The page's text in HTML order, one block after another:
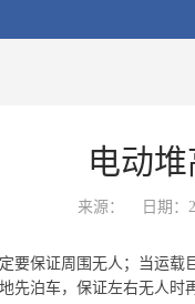
电动
来源： 日期：
要保证周围无人；当运
先泊车，保证左右无人